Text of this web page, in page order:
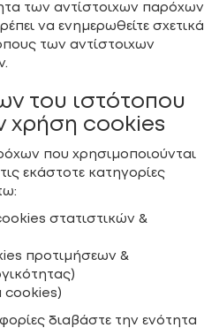
των αντίστοιχων παρόχων
να ενημερωθείτε σχετικά
των αντίστοιχων
του ιστότοπου
χρήση cookies
που χρησιμοποιούνται
εκάστοτε κατηγορίες
στατιστικών &
προτιμήσεων &
cookies)
διαβάστε την ενότητα